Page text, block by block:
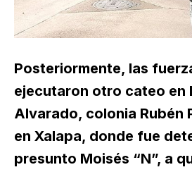
Posteriormente, las
ejecutaron otro cateo en
Alvarado, colonia Rubén
en Xalapa, donde fue
presunto Moisés “N”, a